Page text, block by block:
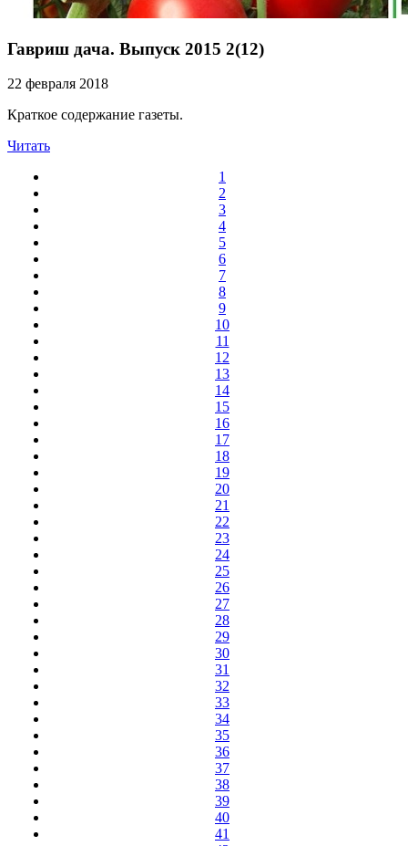
Гавриш дача. Выпуск 2015 2(12)
22 февраля 2018
Краткое содержание газеты.
Читать
1
2
3
4
5
6
7
8
9
10
11
12
13
14
15
16
17
18
19
20
21
22
23
24
25
26
27
28
29
30
31
32
33
34
35
36
37
38
39
40
41